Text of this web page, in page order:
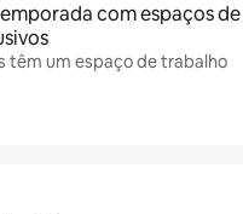
com espaços de
têm um espaço de trabalho